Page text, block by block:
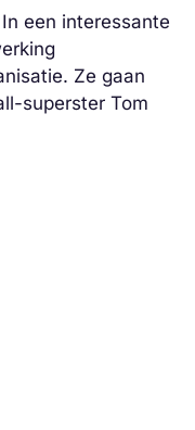
een interessante
Ze gaan
superster Tom